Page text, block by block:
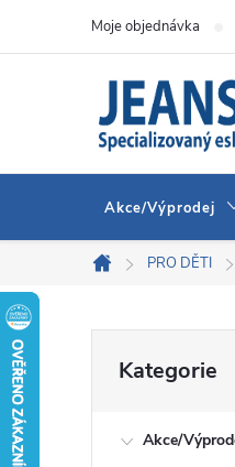
Moje objednávka
Akce/Výprodej
Domů
PRO DĚTI
kategorie
Kategorie
Akce/